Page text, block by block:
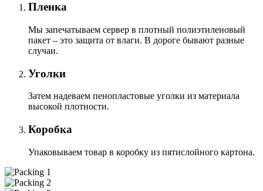
Пленка
Мы запечатываем сервер в плотный полиэтиленовый
пакет – это защита от влаги. В дороге бывают разные
случаи.
Уголки
Затем надеваем пенопластовые уголки из материала
высокой плотности.
Коробка
Упаковываем товар в коробку из пятислойного картона.